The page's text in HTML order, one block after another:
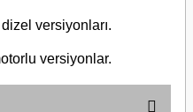
versiyonları.
versiyonlar.